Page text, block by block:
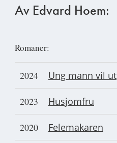
Av Edvard Hoem:
Romaner:
2024 Ung mann vil ut
2023 Husjomfru
2020 Felemakaren